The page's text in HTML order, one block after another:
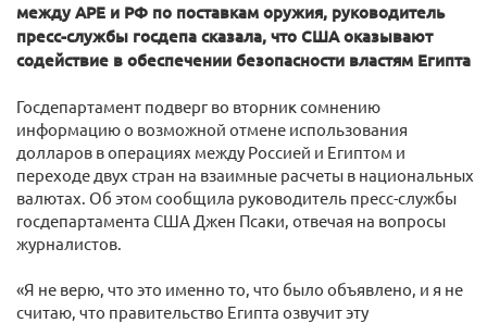
между АРЕ и РФ по поставкам оружия, руководитель
пресс-службы госдепа сказала, что США оказывают
содействие в обеспечении безопасности властям Египта
Госдепартамент подверг во вторник сомнению
информацию о возможной отмене использования
долларов в операциях между Россией и Египтом и
переходе двух стран на взаимные расчеты в национальных
валютах. Об этом сообщила руководитель пресс-службы
госдепартамента США Джен Псаки, отвечая на вопросы
журналистов.
«Я не верю, что это именно то, что было объявлено, и я не
считаю, что правительство Египта озвучит эту